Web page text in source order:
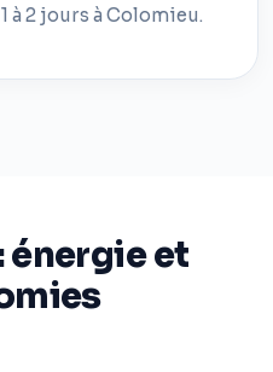
à 2 jours à Colomieu.
énergie et